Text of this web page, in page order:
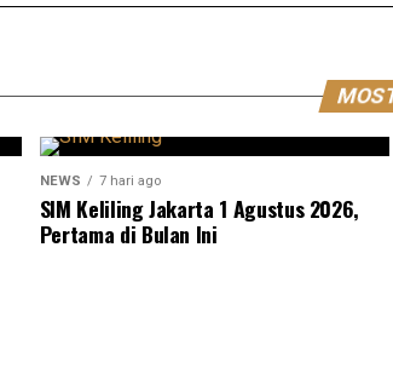
NEWS 7 hari ago
SIM Keliling Jakarta 1 Agustus 2026,
Pertama di Bulan Ini